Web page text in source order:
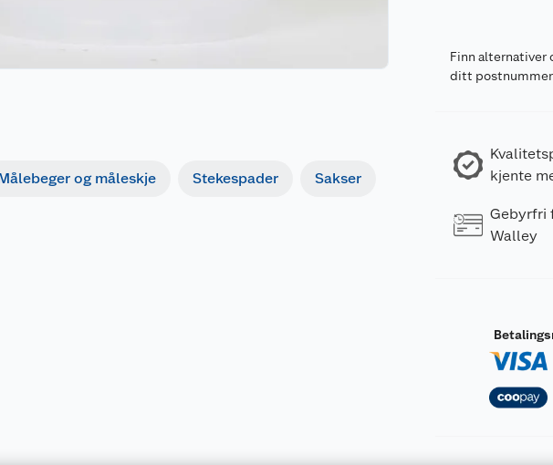
og måleskje Stekespader Sakser
Finn alternativer
ditt postnummer
kjente
Gebyrfri
Walley